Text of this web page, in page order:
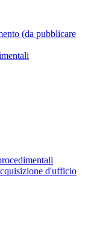
(da pubblicare
d'ufficio